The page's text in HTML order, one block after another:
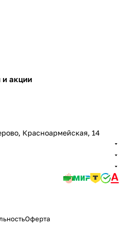
и акции
Красноармейская, 14
Оферта